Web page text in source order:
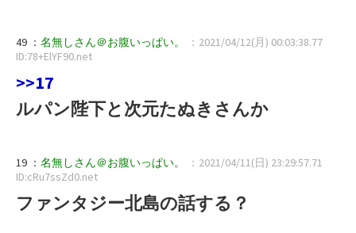
49 ： 名無しさん＠お腹いっぱい。
：2021/04/12(月) 00:03:38.77
ID:78+ElYF90.net
>>17
ルパン陛下と次元たぬきさんか
19 ： 名無しさん＠お腹いっぱい。
：2021/04/11(日) 23:29:57.71
ID:cRu7ssZd0.net
ファンタジー北島の話する？